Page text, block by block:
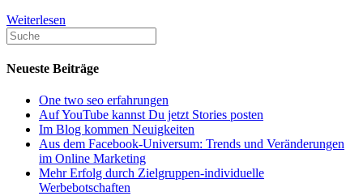
Weiterlesen
Signale
auf
die
von
Google
auswirken
Neueste Beiträge
One two seo erfahrungen
Auf YouTube kannst Du jetzt Stories posten
Im Blog kommen Neuigkeiten
Aus dem Facebook-Universum: Trends und Veränderungen
im Online Marketing
Mehr Erfolg durch Zielgruppen-individuelle
Werbebotschaften